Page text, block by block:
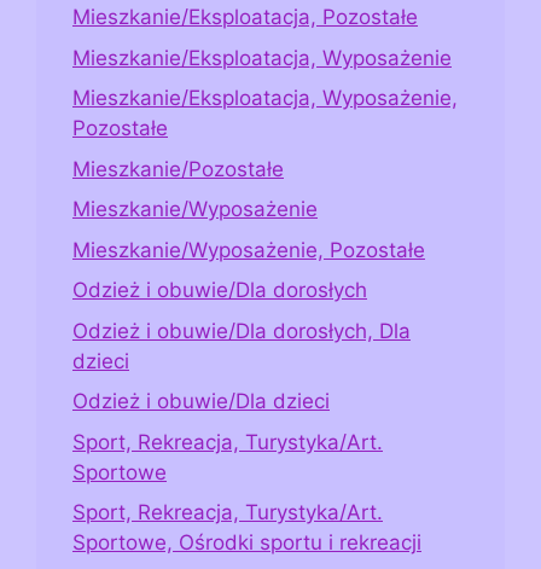
Mieszkanie/Eksploatacja, Pozostałe
Mieszkanie/Eksploatacja, Wyposażenie
Mieszkanie/Eksploatacja, Wyposażenie,
Pozostałe
Mieszkanie/Pozostałe
Mieszkanie/Wyposażenie
Mieszkanie/Wyposażenie, Pozostałe
Odzież i obuwie/Dla dorosłych
Odzież i obuwie/Dla dorosłych, Dla
dzieci
Odzież i obuwie/Dla dzieci
Sport, Rekreacja, Turystyka/Art.
Sportowe
Sport, Rekreacja, Turystyka/Art.
Sportowe, Ośrodki sportu i rekreacji